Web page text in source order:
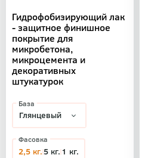
Гидрофобизирующий лак
- защитное финишное
покрытие для
микробетона,
микроцемента и
декоративных
штукатурок
База
Фасовка
2,5 кг.5 кг. 1 кг.